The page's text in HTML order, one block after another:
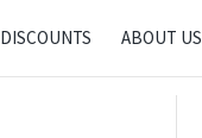
DISCOUNTS ABOUT US